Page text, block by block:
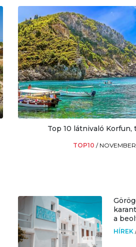
Top 10 látnivaló Korfun,
TOP10 /
a
HÍREK